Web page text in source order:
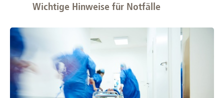
Wichtige Hinweise für Notfälle